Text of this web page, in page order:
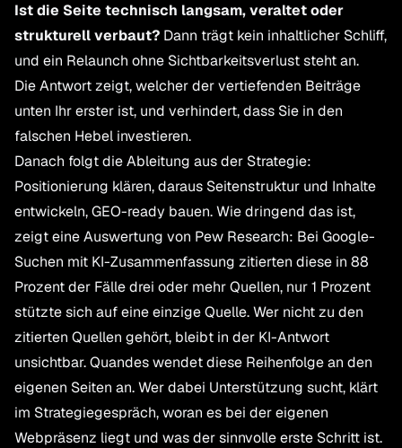
Ist die Seite technisch langsam, veraltet oder
strukturell verbaut? Dann trägt kein inhaltlicher Schliff,
und ein Relaunch ohne Sichtbarkeitsverlust steht an.
Die Antwort zeigt, welcher der vertiefenden Beiträge
unten Ihr erster ist, und verhindert, dass Sie in den
falschen Hebel investieren.
Danach folgt die Ableitung aus der Strategie:
Positionierung klären, daraus Seitenstruktur und Inhalte
entwickeln, GEO-ready bauen. Wie dringend das ist,
zeigt eine Auswertung von Pew Research: Bei Google-
Suchen mit KI-Zusammenfassung zitierten diese in 88
Prozent der Fälle drei oder mehr Quellen, nur 1 Prozent
stützte sich auf eine einzige Quelle. Wer nicht zu den
zitierten Quellen gehört, bleibt in der KI-Antwort
unsichtbar. Quandes wendet diese Reihenfolge an den
eigenen Seiten an. Wer dabei Unterstützung sucht, klärt
im Strategiegespräch, woran es bei der eigenen
Webpräsenz liegt und was der sinnvolle erste Schritt ist.